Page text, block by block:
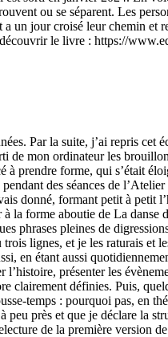
ou se séparent. Les
un jour croisé leur chemin et
le livre : https://
Par la suite, j’ai repris cet
de mon ordinateur les
prendre forme, qui s’était
des séances de
donné, formant petit à petit
la forme aboutie de La danse
phrases pleines de
lignes, et je les raturais et
en étant aussi
présenter les
clairement définies. Puis,
temps : pourquoi pas, en
près et que je déclare la
de la première version